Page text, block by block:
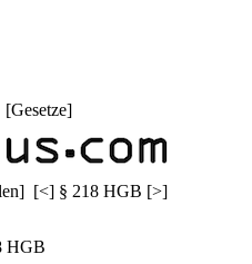
[Gesetze]
] [<] § 218 HGB [>]
HGB